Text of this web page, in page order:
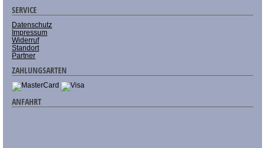
SERVICE
Datenschutz
Impressum
Widerruf
Standort
Partner
ZAHLUNGSARTEN
ANFAHRT